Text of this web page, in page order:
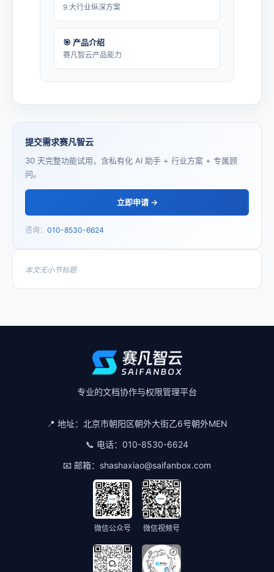
9 大行业纵深方案
🎯 产品介绍
赛凡智云产品能力
提交需求赛凡智云
30 天完整功能试用，含私有化 AI 助手 + 行业方案 + 专属顾
问。
立即申请 →
咨询： 010-8530-6624
本文无小节标题
专业的文档协作与权限管理平台
📍 地址： 北京市朝阳区朝外大街乙6号朝外MEN
📞 电话： 010-8530-6624
📧 邮箱： shashaxiao@saifanbox.com
微信公众号 微信视频号